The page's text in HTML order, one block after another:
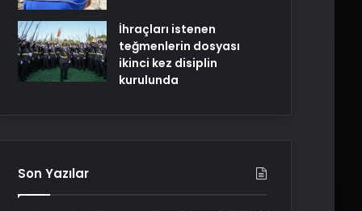
İhraçları istenen
teğmenlerin dosyası
ikinci kez disiplin
kurulunda
Son Yazılar